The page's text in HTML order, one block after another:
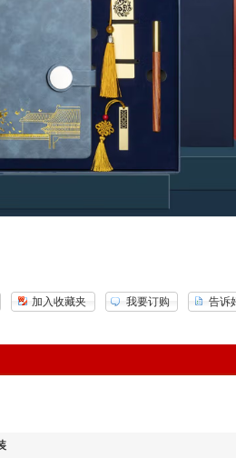
加入收藏夹 我要订购 告诉